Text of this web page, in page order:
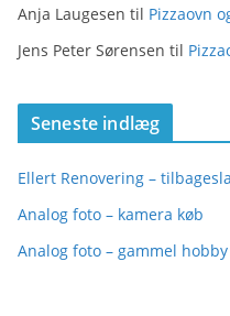
r
Anja Laugesen til Pizzaovn
Jens Peter Sørensen til
Seneste indlæg
Ellert Renovering –
Analog foto – kamera køb
Analog foto – gammel